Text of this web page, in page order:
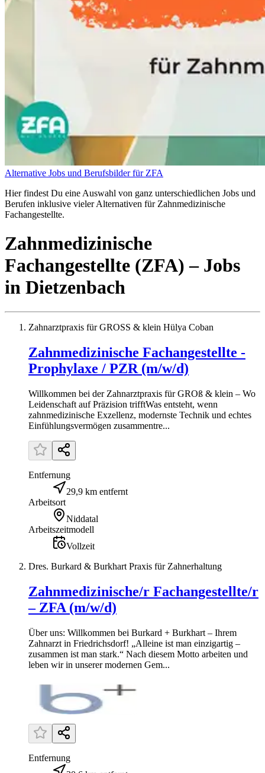
Alternative Jobs und Berufsbilder für ZFA
Hier findest Du eine Auswahl von ganz unterschiedlichen Jobs und
Berufen inklusive vieler Alternativen für Zahnmedizinische
Fachangestellte.
Zahnmedizinische
Fachangestellte (ZFA) – Jobs
in Dietzenbach
Zahnarztpraxis für GROSS & klein Hülya Coban
Zahnmedizinische Fachangestellte -
Prophylaxe / PZR (m/w/d)
Willkommen bei der Zahnarztpraxis für GROß & klein – Wo
Leidenschaft auf Präzision trifftWas entsteht, wenn
zahnmedizinische Exzellenz, modernste Technik und echtes
Einfühlungsvermögen zusammentre...
Entfernung
29,9 km entfernt
Arbeitsort
Niddatal
Arbeitszeitmodell
Vollzeit
Dres. Burkard & Burkhart Praxis für Zahnerhaltung
Zahnmedizinische/r Fachangestellte/r
– ZFA (m/w/d)
Über uns: Willkommen bei Burkard + Burkhart – Ihrem
Zahnarzt in Friedrichsdorf! „Alleine ist man einzigartig –
zusammen ist man stark.“ Nach diesem Motto arbeiten und
leben wir in unserer modernen Gem...
Entfernung